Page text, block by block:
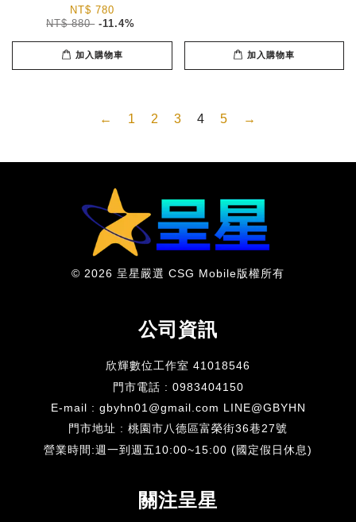
NT$ 780
NT$ 880 -11.4%
加入購物車 加入購物車
← 1 2 3 4 5 →
© 2026 呈星嚴選 CSG Mobile版權所有
公司資訊
欣輝數位工作室 41018546
門市電話 : 0983404150
E-mail : gbyhn01@gmail.com LINE@GBYHN
門市地址 : 桃園市八德區富榮街36巷27號
​營業時間:週一到週五10:00~15:00 (國定假日休息)
關注呈星